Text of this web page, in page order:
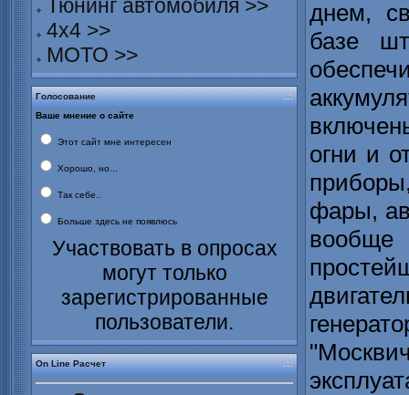
Тюнинг автомобиля >>
4х4 >>
МОТО >>
Голосование
Ваше мнение о сайте
Этот сайт мне интересен
Хорошо, но...
Так себе..
Больше здесь не появлюсь
Участвовать в опросах
могут только
зарегистрированные
пользователи.
On Line Расчет
днем,
базе
огни и
фары,
вообще